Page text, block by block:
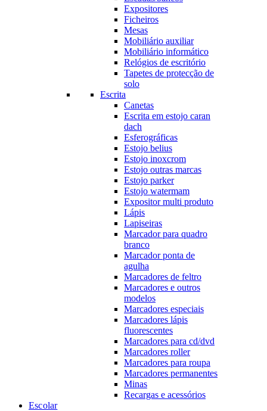
Expositores
Ficheiros
Mesas
Mobiliário auxiliar
Mobiliário informático
Relógios de escritório
Tapetes de protecção de
solo
Escrita
Canetas
Escrita em estojo caran
dach
Esferográficas
Estojo belius
Estojo inoxcrom
Estojo outras marcas
Estojo parker
Estojo watermam
Expositor multi produto
Lápis
Lapiseiras
Marcador para quadro
branco
Marcador ponta de
agulha
Marcadores de feltro
Marcadores e outros
modelos
Marcadores especiais
Marcadores lápis
fluorescentes
Marcadores para cd/dvd
Marcadores roller
Marcadores para roupa
Marcadores permanentes
Minas
Recargas e acessórios
Escolar